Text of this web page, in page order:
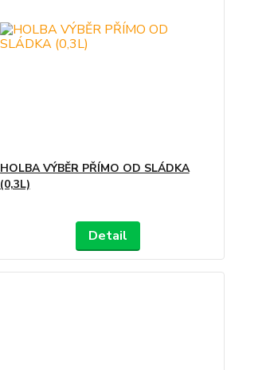
HOLBA VÝBĚR PŘÍMO OD SLÁDKA
(0,3L)
Detail